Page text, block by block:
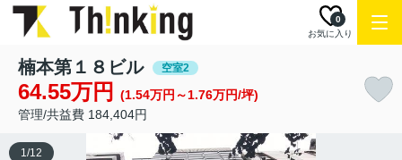
お気に入り
0
楠本第１８ビル 空室2
64.55万円
(1.54万円～1.76万円/坪)
管理/共益費 184,404円
1/12